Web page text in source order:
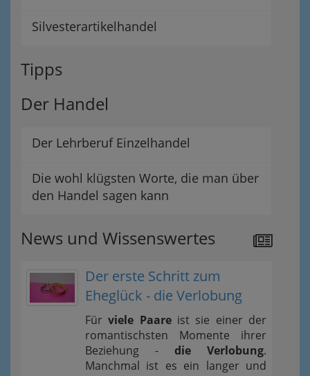
Silvesterartikelhandel
Tipps
Der Handel
Der Lehrberuf Einzelhandel
Die wohl klügsten Worte, die man über
den Handel sagen kann
News und Wissenswertes
Der erste Schritt zum
Eheglück - die Verlobung
Fürviele Paareist sie einer der
romantischsten Momente ihrer
Beziehung - die Verlobung.
Manchmal ist es ein langer und